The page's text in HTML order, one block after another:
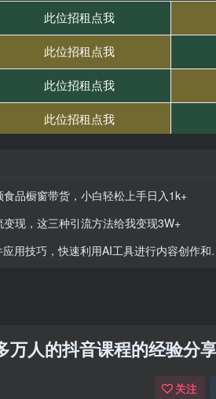
食品橱窗带货，小白轻松上手日入1k+
变现，这三种引流方法给我变现3W+
用技巧，快速利用AI工具进行内容创作和商业变现
万人的抖音课程的经验分
关注